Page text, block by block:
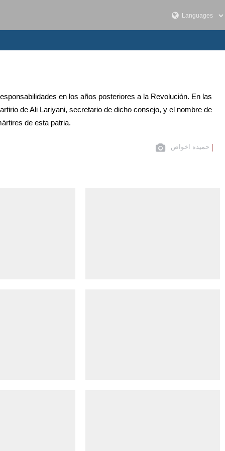
en los años posteriores a la Revolución. En las
de Ali Lariyani, secretario de dicho consejo, y el nombre de
de esta patria.
حمیده اخواص